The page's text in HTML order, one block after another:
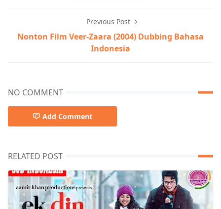
Previous Post
Nonton Film Veer-Zaara (2004) Dubbing Bahasa
Indonesia
NO COMMENT
Add Comment
RELATED POST